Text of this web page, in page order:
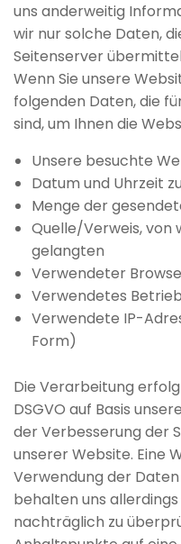
uns anderweitig
wir nur solche Daten,
Seitenserver
Wenn Sie unsere
folgenden Daten, die
sind, um Ihnen die
Unsere besuchte
Datum und Uhrzeit
Menge der
Quelle/Verweis, von
gelangten
Verwendeter
Verwendetes
Verwendete IP-
Form)
Die Verarbeitung
DSGVO auf Basis
der Verbesserung der
unserer Website. Eine
Verwendung der
behalten uns
nachträglich zu